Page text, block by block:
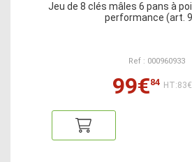
Jeu de 8 clés mâles 6 pans à
performance (art.
Ref : 000960933
99€84 HT:83€